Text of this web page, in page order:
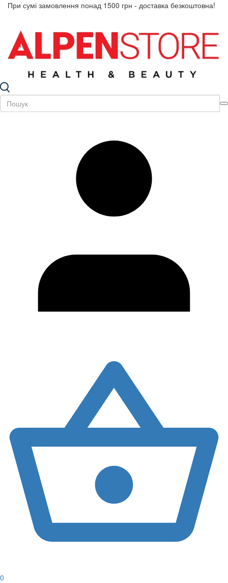
При сумі замовлення понад 1500 грн - доставка безкоштовна!
0